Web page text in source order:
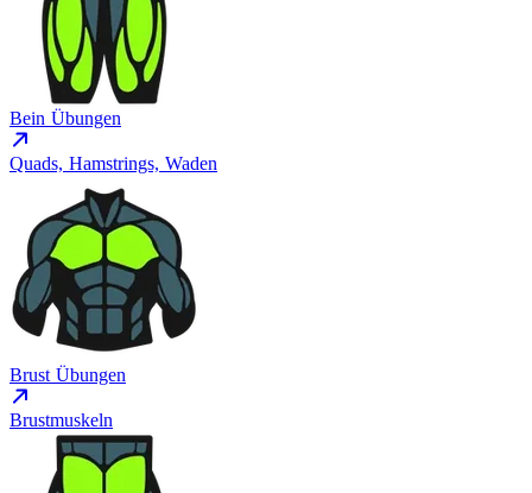
Bein Übungen
Quads, Hamstrings, Waden
Brust Übungen
Brustmuskeln